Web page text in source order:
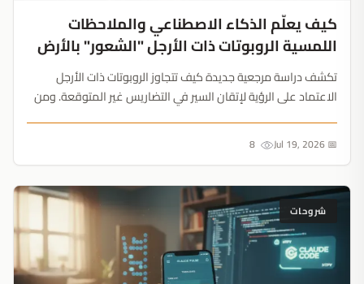
كيف يعلّم الذكاء الاصطناعي والملاحظات
اللمسية الروبوتات ذات الأرجل "الشعور" بالأرض
تكشف دراسة مرجعية جديدة كيف تتجاوز الروبوتات ذات الأرجل
الاعتماد على الرؤية لإتقان السير في التضاريس غير المتوقعة. ومن
الحركة من التعافي التفاعلي إلى التقييم الاستباقي....📅 Jul 19, 2026
شروحات